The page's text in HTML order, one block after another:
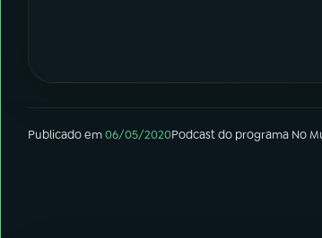
Publicado em06/05/2020Podcastdo programa No